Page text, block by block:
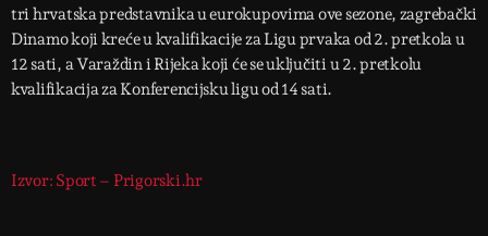
tri hrvatska predstavnika u eurokupovima ove sezone, zagrebački
Dinamo koji kreće u kvalifikacije za Ligu prvaka od 2. pretkola u
12 sati, a Varaždin i Rijeka koji će se uključiti u 2. pretkolu
kvalifikacija za Konferencijsku ligu od 14 sati.
Izvor: Sport – Prigorski.hr